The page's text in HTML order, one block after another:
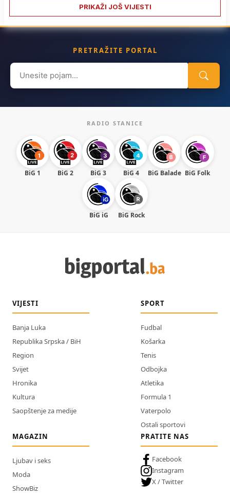
PRIKAŽI JOŠ VIJESTI
PRETRAŽITE PORTAL
Search
for:
RADIO STANICE
BiG 1 BiG 2 BiG 3 BiG 4 BiG Balade BiG Folk
BiG iG BiG Rock
VIJESTI
Banja Luka
Republika Srpska / BiH
Region
Svijet
Hronika
Kultura
Saopštenje za medije
SPORT
Fudbal
Košarka
Tenis
Odbojka
Atletika
Formula 1
Vaterpolo
Ostali sportovi
MAGAZIN
Ljubav i seks
Moda
ShowBiz
PRATITE NAS
Facebook
Instagram
X / Twitter